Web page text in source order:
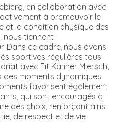
en collaboration avec
à promouvoir le
et la condition physique des
nous tiennent
Dans ce cadre, nous avons
sportives régulières tous
avec Fit Kanner Miersch,
des moments dynamiques
favorisent également
qui sont encouragés à
des choix, renforçant ainsi
de respect et de vie